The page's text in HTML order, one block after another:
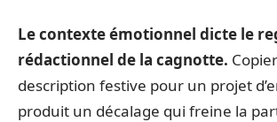
Le contexte émotionnel dicte le
rédactionnel de la cagnotte.
description festive pour un projet
produit un décalage qui freine la